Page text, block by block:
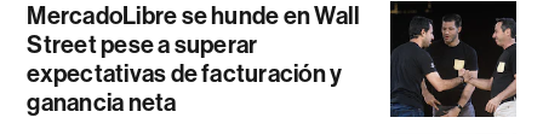
MercadoLibre se hunde en Wall
Street pese a superar
expectativas de facturación y
ganancia neta